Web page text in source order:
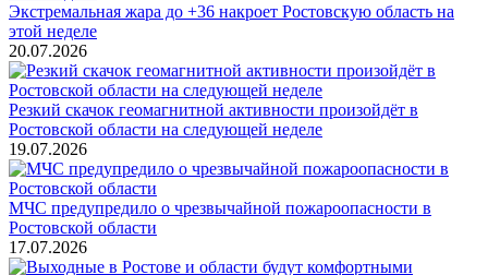
Экстремальная жара до +36 накроет Ростовскую область на
этой неделе
20.07.2026
Резкий скачок геомагнитной активности произойдёт в
Ростовской области на следующей неделе
19.07.2026
МЧС предупредило о чрезвычайной пожароопасности в
Ростовской области
17.07.2026